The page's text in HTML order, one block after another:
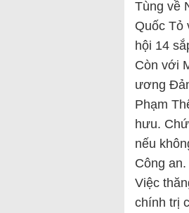
Tùng về
Quốc Tỏ
hội 14
Còn với
ương
Phạm
hưu.
nếu
Công an.
Việc
chính trị